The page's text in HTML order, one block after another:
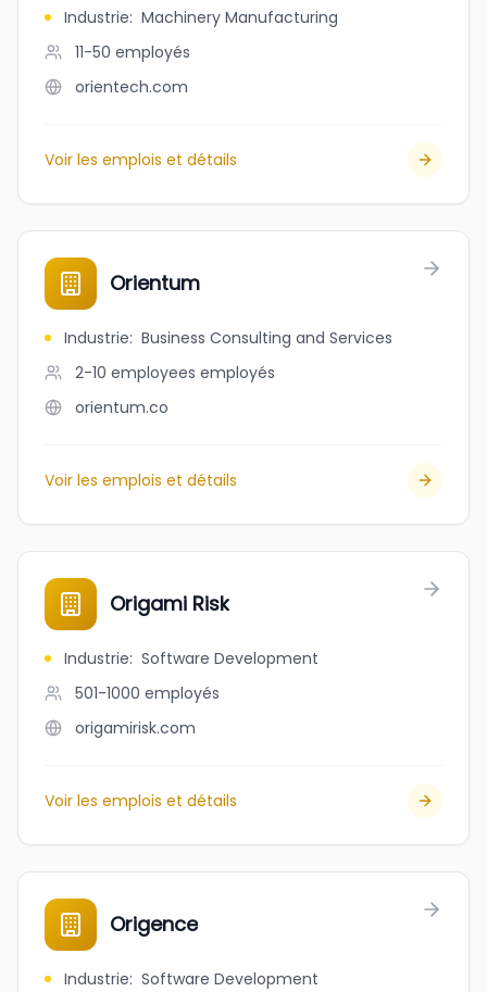
Industrie: Machinery Manufacturing
11-50 employés
orientech.com
Voir les emplois et détails
Orientum
Industrie: Business Consulting and Services
2-10 employees employés
orientum.co
Voir les emplois et détails
Origami Risk
Industrie: Software Development
501-1000 employés
origamirisk.com
Voir les emplois et détails
Origence
Industrie: Software Development